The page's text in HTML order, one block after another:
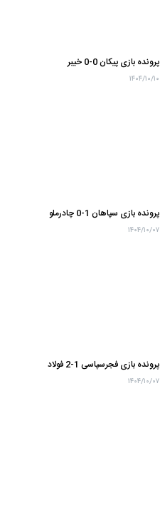
پرونده بازی پیکان 0-0 خیبر
۱۴۰۴/۱۰/۱۰
پرونده بازی سپاهان 1-0 چادرملو
۱۴۰۴/۱۰/۰۷
پرونده بازی فجرسپاسی 1-2 فولاد
۱۴۰۴/۱۰/۰۷